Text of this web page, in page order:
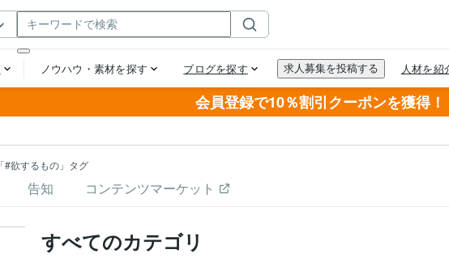
会員登録で10％割引クーポンを獲得！
「#欲するもの」タグ
告知 コンテンツマーケット
すべてのカテゴリ